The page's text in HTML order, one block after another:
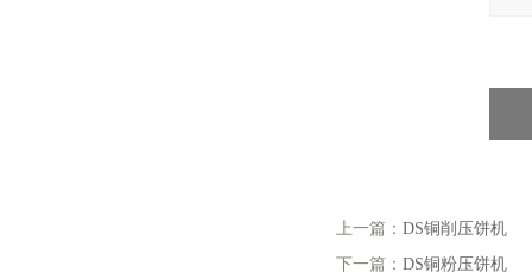
上一篇： DS铜削压饼机
下一篇： DS铜粉压饼机